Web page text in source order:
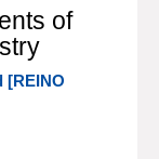
in